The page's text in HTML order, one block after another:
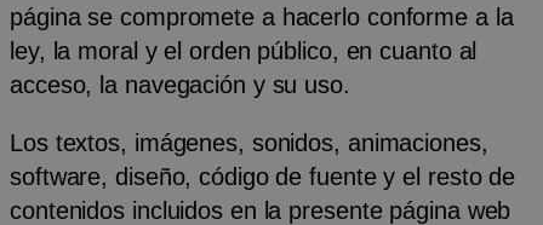
página se compromete a hacerlo conforme a la
ley, la moral y el orden público, en cuanto al
acceso, la navegación y su uso.
Los textos, imágenes, sonidos, animaciones,
software, diseño, código de fuente y el resto de
contenidos incluidos en la presente página web